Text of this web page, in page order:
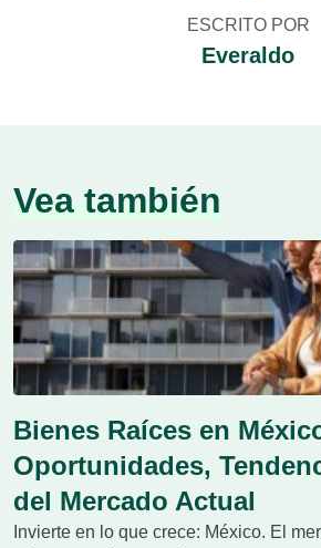
ESCRITO POR
Everaldo
Vea también
Bienes Raíces en
Oportunidades,
del Mercado Actual
Invierte en lo que crece: México. El